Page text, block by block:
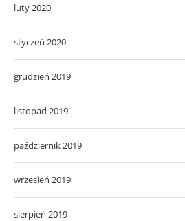
luty 2020
styczeń 2020
grudzień 2019
listopad 2019
październik 2019
wrzesień 2019
sierpień 2019